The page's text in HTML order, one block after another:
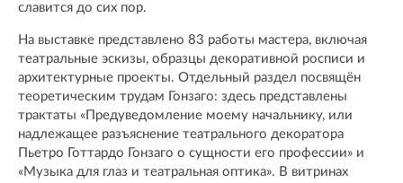
славится до сих пор.
На выставке представлено 83 работы мастера, включая
театральные эскизы, образцы декоративной росписи и
архитектурные проекты. Отдельный раздел посвящён
теоретическим трудам Гонзаго: здесь представлены
трактаты «Предуведомление моему начальнику, или
надлежащее разъяснение театрального декоратора
Пьетро Готтардо Гонзаго о сущности его профессии» и
«Музыка для глаз и театральная оптика». В витринах